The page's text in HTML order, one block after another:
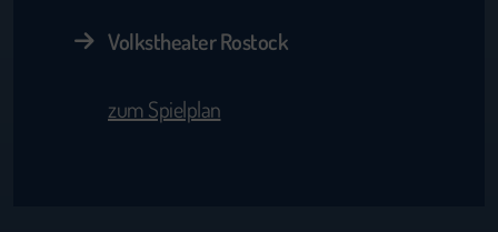
Volkstheater Rostock
zum Spielplan